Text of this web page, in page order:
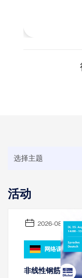
活动
2026-08-25
网络课堂
非线性钢筋混凝